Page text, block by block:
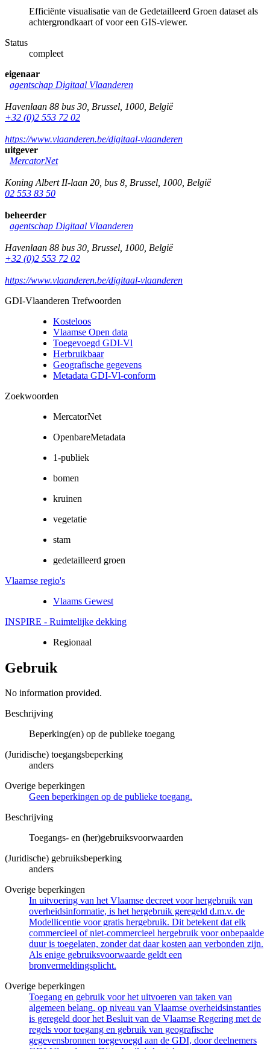
Efficiënte visualisatie van de Gedetailleerd Groen dataset als
achtergrondkaart of voor een GIS-viewer.
Status
compleet
eigenaar
agentschap Digitaal Vlaanderen
Havenlaan 88 bus 30 Brussel 1000 België
+32 (0)2 553 72 02
https://www.vlaanderen.be/digitaal-vlaanderen
uitgever
MercatorNet
Koning Albert II-laan 20, bus 8 Brussel 1000 België
02 553 83 50
beheerder
agentschap Digitaal Vlaanderen
Havenlaan 88 bus 30 Brussel 1000 België
+32 (0)2 553 72 02
https://www.vlaanderen.be/digitaal-vlaanderen
GDI-Vlaanderen Trefwoorden
Kosteloos
Vlaamse Open data
Toegevoegd GDI-Vl
Herbruikbaar
Geografische gegevens
Metadata GDI-Vl-conform
Zoekwoorden
MercatorNet
OpenbareMetadata
1-publiek
bomen
kruinen
vegetatie
stam
gedetailleerd groen
Vlaamse regio's
Vlaams Gewest
INSPIRE - Ruimtelijke dekking
Regionaal
Gebruik
No information provided.
Beschrijving
Beperking(en) op de publieke toegang
(Juridische) toegangsbeperking
anders
Overige beperkingen
Geen beperkingen op de publieke toegang.
Beschrijving
Toegangs- en (her)gebruiksvoorwaarden
(Juridische) gebruiksbeperking
anders
Overige beperkingen
In uitvoering van het Vlaamse decreet voor hergebruik van
overheidsinformatie, is het hergebruik geregeld d.m.v. de
Modellicentie voor gratis hergebruik. Dit betekent dat elk
commercieel of niet-commercieel hergebruik voor onbepaalde
duur is toegelaten, zonder dat daar kosten aan verbonden zijn.
Als enige gebruiksvoorwaarde geldt een
bronvermeldingsplicht.
Overige beperkingen
Toegang en gebruik voor het uitvoeren van taken van
algemeen belang, op niveau van Vlaamse overheidsinstanties
is geregeld door het Besluit van de Vlaamse Regering met de
regels voor toegang en gebruik van geografische
gegevensbronnen toegevoegd aan de GDI, door deelnemers